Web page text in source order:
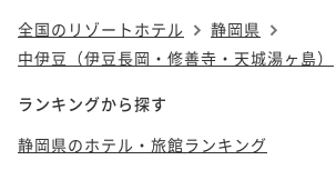
全国のリゾートホテル
静岡県
中伊豆（伊豆長岡・修善寺・天城湯ヶ島）
ランキングから探す
静岡県のホテル・旅館ランキング